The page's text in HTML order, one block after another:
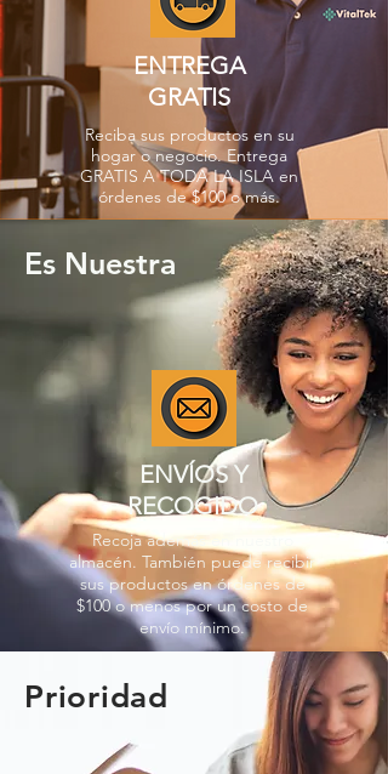
ENTREGA
GRATIS
Reciba sus productos en su
hogar o negocio. Entrega
GRATIS A TODA LA ISLA en
órdenes de $100 o más.
Es Nuestra
ENVÍOS Y
RECOGIDO
Recoja además en nuestro
almacén. También puede recibir
sus productos en órdenes de
$100 o menos por un costo de
envío mínimo.
Prioridad